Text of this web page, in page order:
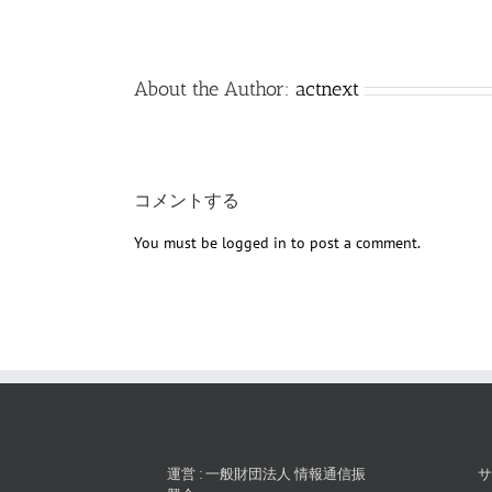
About the Author: actnext
コメントする
You must be logged in to post a comment.
運営 : 一般財団法人 情報通信振